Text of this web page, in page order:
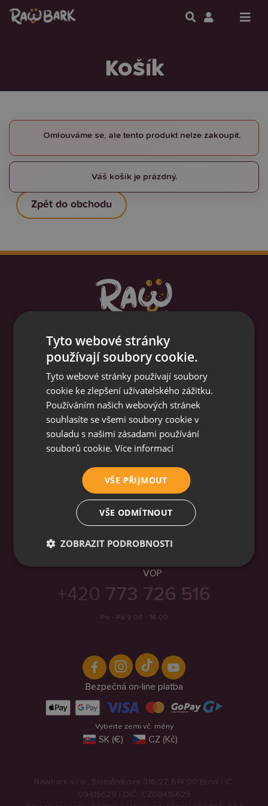
Košík
Omlouváme se, ale tento produkt nelze zakoupit.
Váš košík je prázdný.
Zpět do obchodu
Granule na míru z čerstvého masa, bez chemie,
GMO a mouček, s vlastní fotkou na pytli.
Menu
O granulích
Objednat znovu
Časté otázky
Tlapičkový program
Chovatelské stanice
Sortiment
Granule
Dobrůtky
Kosmetika
Ostatní
Podpora
Reklamační řád
VOP
+420 773 726 516
Po - Pá 9:00 - 16:00
Bezpečná on-line platba
Vyberte zemi vč. měny
SK (€) CZ (Kč)
Rawbark s.r.o., Slaměníkova 316/27, 614 00 Brno | IČ:
09415629 | DIČ: CZ09415629
Tyto webové stránky
používají soubory cookie.
Tyto webové stránky používají soubory
cookie ke zlepšení uživatelského zážitku.
Používáním našich webových stránek
souhlasíte se všemi soubory cookie v
souladu s našimi zásadami používání
souborů cookie.Více informací
VŠE PŘIJMOUT
VŠE ODMÍTNOUT
ZOBRAZIT PODROBNOSTI